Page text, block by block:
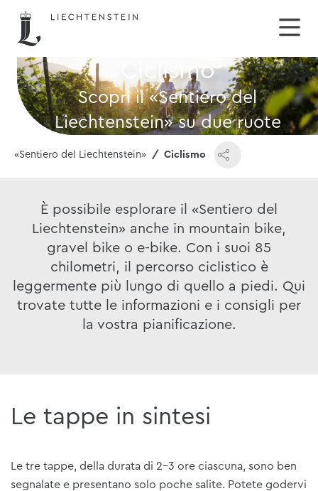
Scopri il «Sentiero del
Liechtenstein» su due ruote
Ciclismo
Il «Sentiero del Liechtenstein» Ciclismo
È possibile esplorare il «Sentiero del
Liechtenstein» anche in mountain bike,
gravel bike o e-bike. Con i suoi 85
chilometri, il percorso ciclistico è
leggermente più lungo di quello a piedi. Qui
trovate tutte le informazioni e i consigli per
la vostra pianificazione.
Le tappe in sintesi
Le tre tappe, della durata di 2-3 ore ciascuna, sono ben
segnalate e presentano solo poche salite. Potete godervi